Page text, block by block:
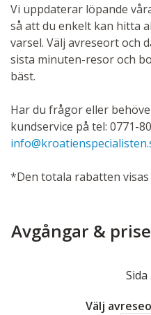
Vi uppdaterar löpande
så att du enkelt kan hitta
varsel. Välj avreseort och
sista minuten-resor och
bäst.
Har du frågor eller
kundservice på tel: 0771-
*Den totala rabatten
Avgångar &
Sida
Välj